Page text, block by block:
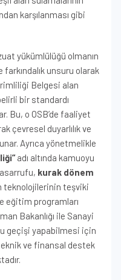
karşılanması gibi
yükümlülüğü olmanın
unsuru olarak
Belgesi alan
bir standardı
Bu, o OSB’de faaliyet
çevresel duyarlılık ve
Ayrıca yönetmelikle
adı altında kamuoyu
kurak dönem
teknolojilerinin teşviki
eğitim programları
Bakanlığı ile Sanayi
geçişi yapabilmesi için
ve finansal destek